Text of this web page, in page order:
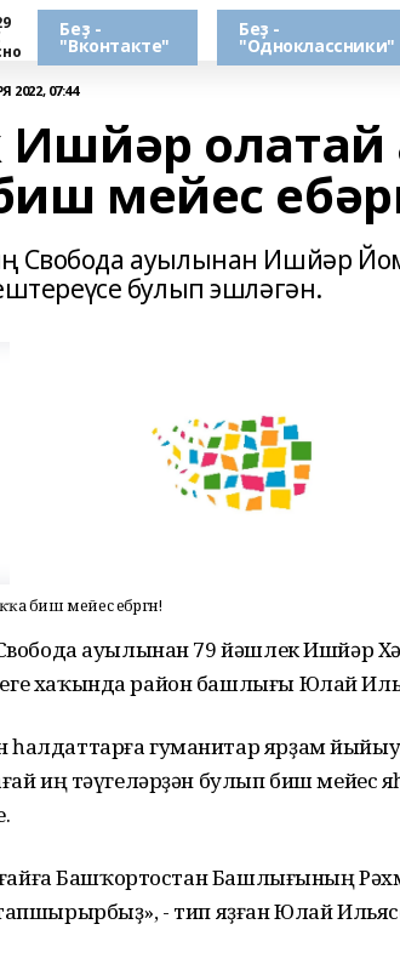
Беҙ -
"Вконтакте"
Беҙ -
"Одноклассники"
2022, 07:44
Ишйәр олатай
мейес
Свобода ауылынан Ишйәр
булып эшләгән.
биш мейес ебәргән!
Свобода ауылынан 79 йәшлек Ишйәр
хаҡында район башлығы Юлай
һалдаттарға гуманитар ярҙам
иң тәүгеләрҙән булып биш мейес
ағайға Башҡортостан Башлығының
- тип яҙған Юлай